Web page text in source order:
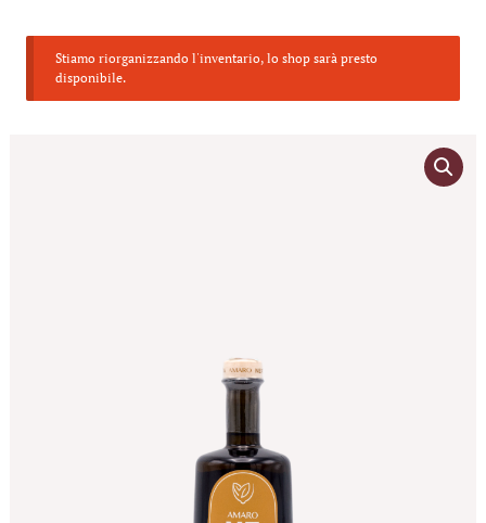
Stiamo riorganizzando l'inventario, lo shop sarà presto
disponibile.